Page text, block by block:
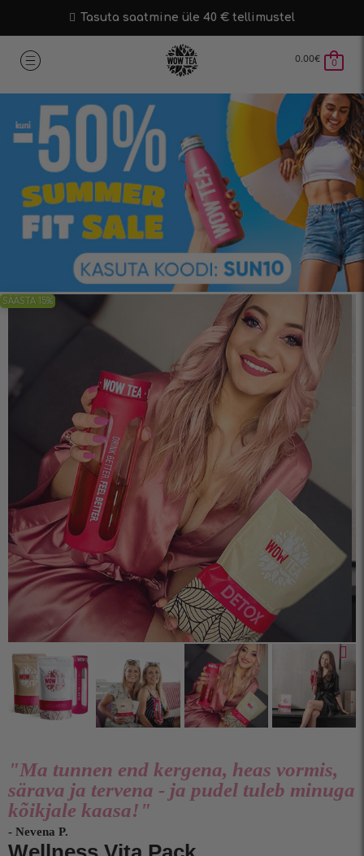
Tasuta saatmine üle 40 € tellimustel
0.00€ 0
SÄÄSTA 15%
"Ma tunnen end kergena, heas vormis,
särava ja tervena - ja pudel tuleb minuga
kõikjale kaasa!"
- Nevena P.